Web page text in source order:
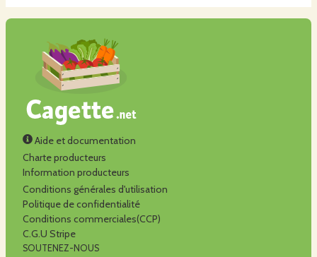
Aide et documentation
Charte producteurs
Information producteurs
Conditions générales d'utilisation
Politique de confidentialité
Conditions commerciales(CCP)
C.G.U Stripe
SOUTENEZ-NOUS